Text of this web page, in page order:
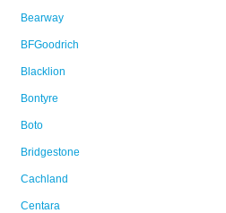
Bearway
BFGoodrich
Blacklion
Bontyre
Boto
Bridgestone
Cachland
Centara